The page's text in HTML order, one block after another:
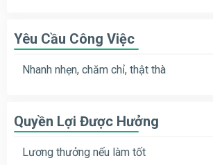
Yêu Cầu Công Việc
Nhanh nhẹn, chăm chỉ, thật thà
Quyền Lợi Được Hưởng
Lương thưởng nếu làm tốt